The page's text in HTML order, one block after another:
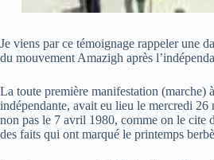
Je viens par ce témoignage rappeler une
du mouvement Amazigh après
La toute première manifestation (marche)
indépendante, avait eu lieu le mercredi 26
non pas le 7 avril 1980, comme on le cite
des faits qui ont marqué le printemps